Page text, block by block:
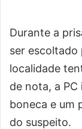
Durante a
ser escoltado
localidade
de nota, a
boneca e um
do suspeito.